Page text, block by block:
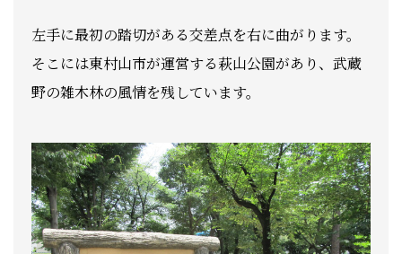
左手に最初の踏切がある交差点を右に曲がります。
そこには東村山市が運営する萩山公園があり、武蔵
野の雑木林の風情を残しています。